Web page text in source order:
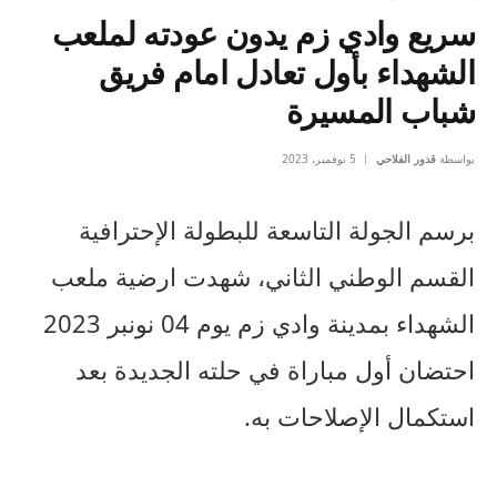
سريع وادي زم يدون عودته لملعب
الشهداء بأول تعادل امام فريق
شباب المسيرة
بواسطة قدور الفلاحي 5 نوفمبر، 2023
برسم الجولة التاسعة للبطولة الإحترافية
القسم الوطني الثاني، شهدت ارضية ملعب
الشهداء بمدينة وادي زم يوم 04 نونبر 2023
احتضان أول مباراة في حلته الجديدة بعد
استكمال الإصلاحات به.